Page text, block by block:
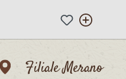
Filiale Merano